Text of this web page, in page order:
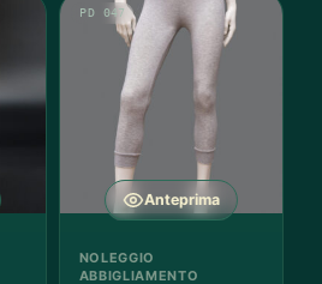
Anteprima
PD 047
NOLEGGIO
ABBIGLIAMENTO